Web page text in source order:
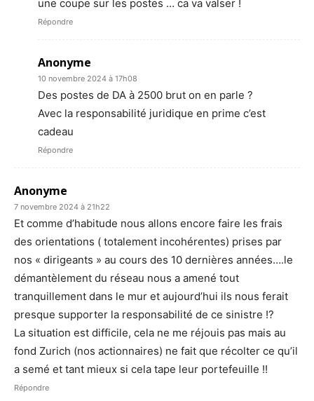
une coupe sur les postes … ca va valser !
Répondre
Anonyme
10 novembre 2024 à 17h08
Des postes de DA à 2500 brut on en parle ?
Avec la responsabilité juridique en prime c’est
cadeau
Répondre
Anonyme
7 novembre 2024 à 21h22
Et comme d’habitude nous allons encore faire les frais
des orientations ( totalement incohérentes) prises par
nos « dirigeants » au cours des 10 dernières années….le
démantèlement du réseau nous a amené tout
tranquillement dans le mur et aujourd’hui ils nous ferait
presque supporter la responsabilité de ce sinistre !?
La situation est difficile, cela ne me réjouis pas mais au
fond Zurich (nos actionnaires) ne fait que récolter ce qu’il
a semé et tant mieux si cela tape leur portefeuille !!
Répondre